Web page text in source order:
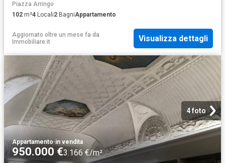
Piazza Arringo
102 m²4 Locali2 BagniAppartamento
Aggiornato oltre un mese fa da
Immobiliare.it
Visualizza dettagli
4 foto
Appartamento·in vendita
950.000 €3.166 €/m²